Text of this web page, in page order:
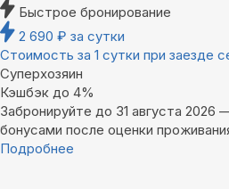
Быстрое бронирование
2 690 ₽ за сутки
Стоимость за 1 сутки при заезде
Суперхозяин
Кэшбэк до 4%
Забронируйте до 31 августа 2026
бонусами после оценки
Подробнее